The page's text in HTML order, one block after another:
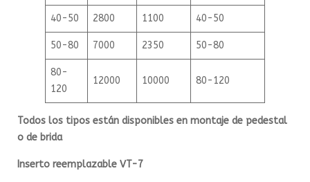
40-50 2800 1100 40-50
50-80 7000 2350 50-80
80-
120
12000 10000 80-120
Todos los tipos están disponibles en montaje de pedestal
o de brida
Inserto reemplazable VT-7